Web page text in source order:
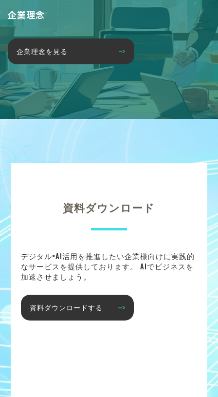
企業理念
企業理念を見る
資料ダウンロード
デジタル×AI活用を推進したい企業様向けに実践的
なサービスを提供しております。 AIでビジネスを
加速させましょう。
資料ダウンロードする